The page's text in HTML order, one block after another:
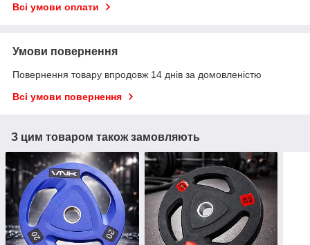
Всі умови оплати
Умови повернення
Повернення товару впродовж 14 днів за домовленістю
Всі умови повернення
З цим товаром також замовляють